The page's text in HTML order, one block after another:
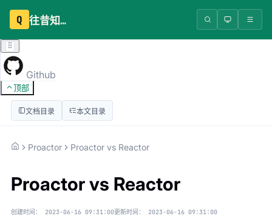
Q 往昔知识库
Github
顶部
文档目录 本文目录
Proactor Proactor vs Reactor
Proactor vs Reactor
创建时间： 2023-06-16 09:31:00更新时间： 2023-06-16 09:31:00